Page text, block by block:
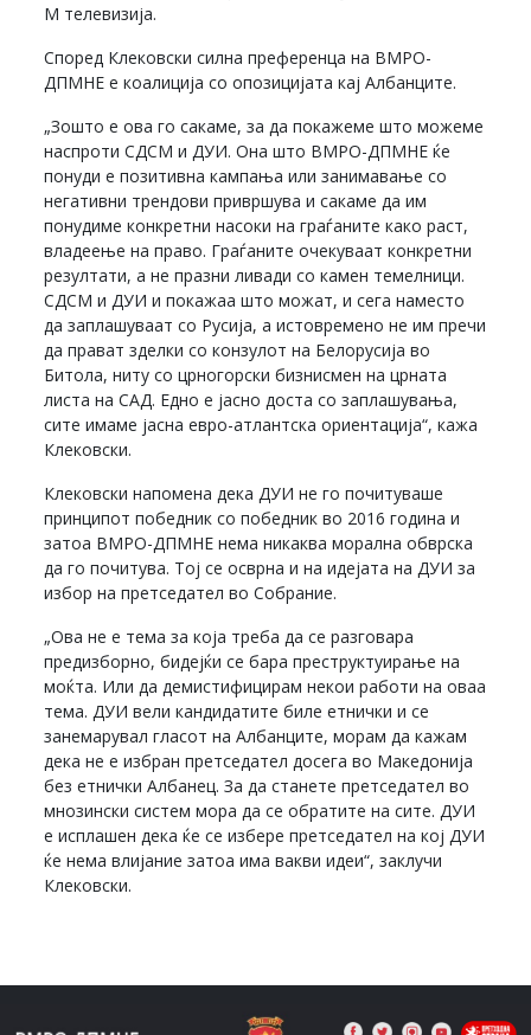
М телевизија.
Според Клековски силна преференца на ВМРО-
ДПМНЕ е коалиција со опозицијата кај Албанците.
„Зошто е ова го сакаме, за да покажеме што можеме
наспроти СДСМ и ДУИ. Она што ВМРО-ДПМНЕ ќе
понуди е позитивна кампања или занимавање со
негативни трендови привршува и сакаме да им
понудиме конкретни насоки на граѓаните како раст,
владеење на право. Граѓаните очекуваат конкретни
резултати, а не празни ливади со камен темелници.
СДСМ и ДУИ и покажаа што можат, и сега наместо
да заплашуваат со Русија, а истовремено не им пречи
да прават зделки со конзулот на Белорусија во
Битола, ниту со црногорски бизнисмен на црната
листа на САД. Едно е јасно доста со заплашувања,
сите имаме јасна евро-атлантска ориентација“, кажа
Клековски.
Клековски напомена дека ДУИ не го почитуваше
принципот победник со победник во 2016 година и
затоа ВМРО-ДПМНЕ нема никаква морална обврска
да го почитува. Тој се осврна и на идејата на ДУИ за
избор на претседател во Собрание.
„Ова не е тема за која треба да се разговара
предизборно, бидејќи се бара преструктуирање на
моќта. Или да демистифицирам некои работи на оваа
тема. ДУИ вели кандидатите биле етнички и се
занемарувал гласот на Албанците, морам да кажам
дека не е избран претседател досега во Македонија
без етнички Албанец. За да станете претседател во
мнозински систем мора да се обратите на сите. ДУИ
е исплашен дека ќе се избере претседател на кој ДУИ
ќе нема влијание затоа има вакви идеи“, заклучи
Клековски.